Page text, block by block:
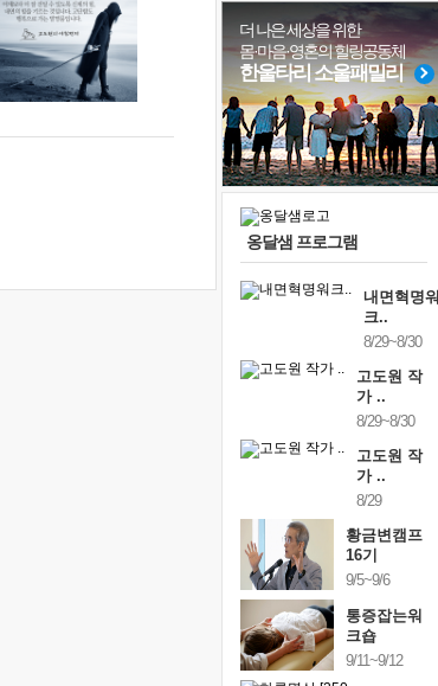
꿈이 실제가 되는 것
'말 타는 법'을 먼저
졸업식 사진을 보며
극심한 변비, 어깨결림, 수면 장애
아픈 아버지를 위한 공간 설계
슬럼프
보고 싶은 어머니
못된 꼰대들
#독서
#독서캠프
#계획
#면역력
#건강
#바이러스
#사람
#친구
#극복
#희망
#리더
#도움
#링컨학교
더 나은 세상을 위한
몸·마음·영혼의 힐링공동체
한울타리 소울패밀리
옹달샘 프로그램
내면혁명워
크..
8/29~8/30
고도원 작
가 ..
8/29~8/30
고도원 작
가 ..
8/29
황금변캠프
16기
9/5~9/6
통증잡는워
크숍
9/11~9/12